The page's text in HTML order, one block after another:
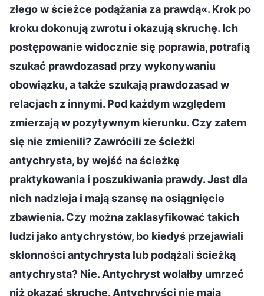
złego w ścieżce podążania za prawdą«. Krok po
kroku dokonują zwrotu i okazują skruchę. Ich
postępowanie widocznie się poprawia, potrafią
szukać prawdozasad przy wykonywaniu
obowiązku, a także szukają prawdozasad w
relacjach z innymi. Pod każdym względem
zmierzają w pozytywnym kierunku. Czy zatem
się nie zmienili? Zawrócili ze ścieżki
antychrysta, by wejść na ścieżkę
praktykowania i poszukiwania prawdy. Jest dla
nich nadzieja i mają szansę na osiągnięcie
zbawienia. Czy można zaklasyfikować takich
ludzi jako antychrystów, bo kiedyś przejawiali
skłonności antychrysta lub podążali ścieżką
antychrysta? Nie. Antychryst wolałby umrzeć
niż okazać skruchę. Antychryści nie mają